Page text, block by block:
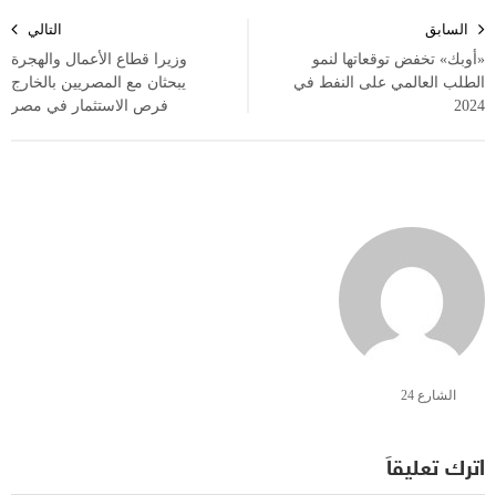
المقالات
السابق
«أوبك» تخفض توقعاتها لنمو
الطلب العالمي على النفط في
2024
التالي
وزيرا قطاع الأعمال والهجرة
يبحثان مع المصريين بالخارج
فرص الاستثمار في مصر
الشارع 24
اترك تعليقاً